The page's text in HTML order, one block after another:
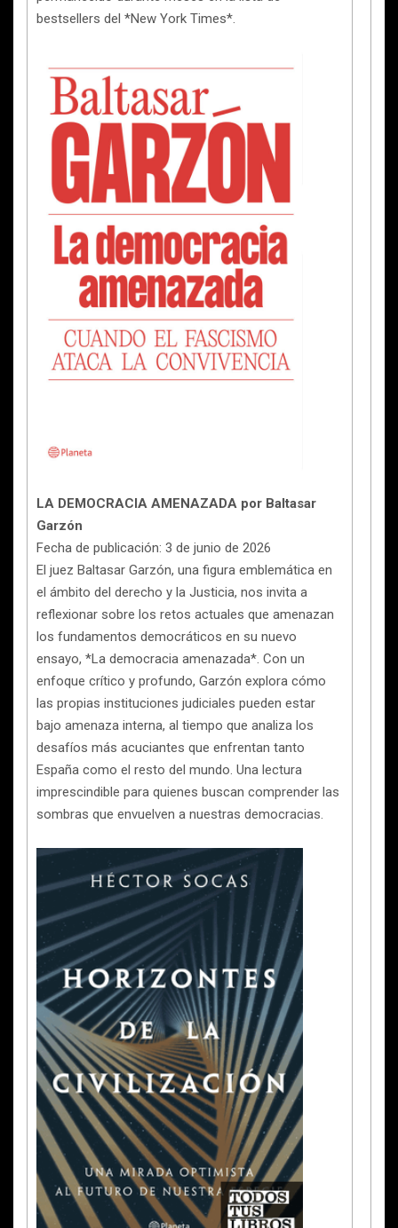
bestsellers del *New York Times*.
LA DEMOCRACIA AMENAZADA por Baltasar
Garzón
Fecha de publicación: 3 de junio de 2026
El juez Baltasar Garzón, una figura emblemática en
el ámbito del derecho y la Justicia, nos invita a
reflexionar sobre los retos actuales que amenazan
los fundamentos democráticos en su nuevo
ensayo, *La democracia amenazada*. Con un
enfoque crítico y profundo, Garzón explora cómo
las propias instituciones judiciales pueden estar
bajo amenaza interna, al tiempo que analiza los
desafíos más acuciantes que enfrentan tanto
España como el resto del mundo. Una lectura
imprescindible para quienes buscan comprender las
sombras que envuelven a nuestras democracias.